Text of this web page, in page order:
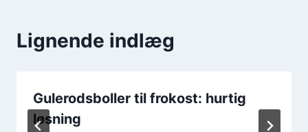
Lignende indlæg
Gulerodsboller til frokost: hurtig
løsning